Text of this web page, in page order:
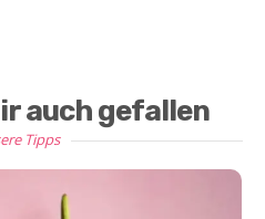
auch gefallen
Tipps